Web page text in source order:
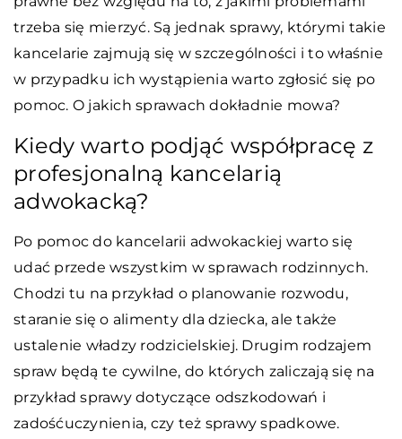
trzeba się mierzyć. Są jednak sprawy, którymi takie
kancelarie zajmują się w szczególności i to właśnie
w przypadku ich wystąpienia warto zgłosić się po
pomoc. O jakich sprawach dokładnie mowa?
Kiedy warto podjąć współpracę z
profesjonalną kancelarią
adwokacką?
Po pomoc do kancelarii adwokackiej warto się
udać przede wszystkim w sprawach rodzinnych.
Chodzi tu na przykład o planowanie rozwodu,
staranie się o alimenty dla dziecka, ale także
ustalenie władzy rodzicielskiej. Drugim rodzajem
spraw będą te cywilne, do których zaliczają się na
przykład sprawy dotyczące odszkodowań i
zadośćuczynienia, czy też sprawy spadkowe.